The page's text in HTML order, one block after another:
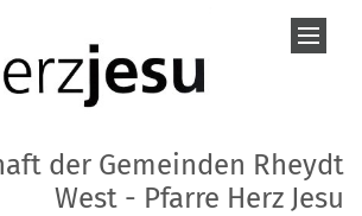
der Gemeinden Rheydt
West - Pfarre Herz Jesu